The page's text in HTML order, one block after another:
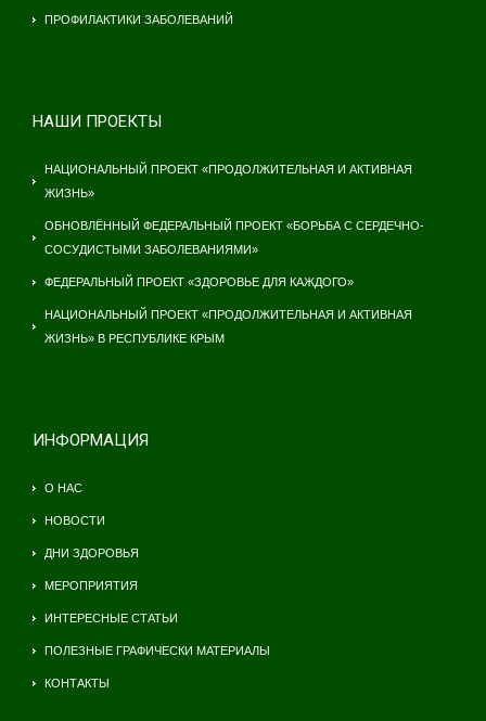
ПРОФИЛАКТИКИ ЗАБОЛЕВАНИЙ
НАШИ ПРОЕКТЫ
НАЦИОНАЛЬНЫЙ ПРОЕКТ «ПРОДОЛЖИТЕЛЬНАЯ И АКТИВНАЯ
ЖИЗНЬ»
ОБНОВЛЁННЫЙ ФЕДЕРАЛЬНЫЙ ПРОЕКТ «БОРЬБА С СЕРДЕЧНО-
СОСУДИСТЫМИ ЗАБОЛЕВАНИЯМИ»
ФЕДЕРАЛЬНЫЙ ПРОЕКТ «ЗДОРОВЬЕ ДЛЯ КАЖДОГО»
НАЦИОНАЛЬНЫЙ ПРОЕКТ «ПРОДОЛЖИТЕЛЬНАЯ И АКТИВНАЯ
ЖИЗНЬ» В РЕСПУБЛИКЕ КРЫМ
ИНФОРМАЦИЯ
О НАС
НОВОСТИ
ДНИ ЗДОРОВЬЯ
МЕРОПРИЯТИЯ
ИНТЕРЕСНЫЕ СТАТЬИ
ПОЛЕЗНЫЕ ГРАФИЧЕСКИ МАТЕРИАЛЫ
КОНТАКТЫ